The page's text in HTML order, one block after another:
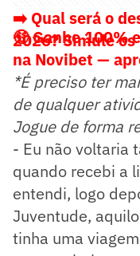
➡️ Qual será o
2026? Simule
🤑Ganhe 100%
na Novibet —
*É preciso ter
de qualquer
Jogue de forma
- Eu não voltaria
quando recebi a
entendi, logo
Juventude,
tinha uma